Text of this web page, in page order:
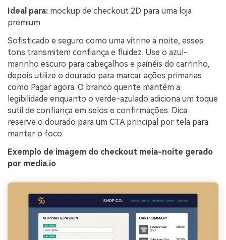
Ideal para: mockup de checkout 2D para uma loja
premium
Sofisticado e seguro como uma vitrine à noite, esses
tons transmitem confiança e fluidez. Use o azul-
marinho escuro para cabeçalhos e painéis do carrinho,
depois utilize o dourado para marcar ações primárias
como Pagar agora. O branco quente mantém a
legibilidade enquanto o verde-azulado adiciona um toque
sutil de confiança em selos e confirmações. Dica:
reserve o dourado para um CTA principal por tela para
manter o foco.
Exemplo de imagem do checkout meia-noite gerado
por media.io